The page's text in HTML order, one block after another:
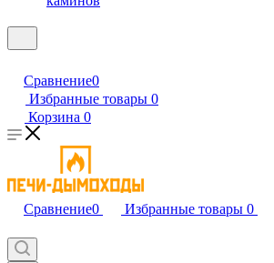
Сравнение0
Избранные товары 0
Корзина 0
Сравнение0 Избранные товары 0